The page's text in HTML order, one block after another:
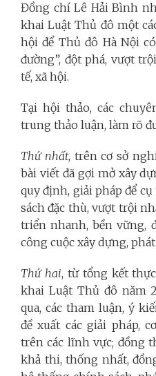
Đồng chí Lê Hải Bình
khai Luật Thủ đô một
hội để Thủ đô Hà Nội
đường”, đột phá, vượt
tế, xã hội.
Tại hội thảo, các
trung thảo luận, làm rõ
Thứ nhất, trên cơ sở
bài viết đã gợi mở xây
quy định, giải pháp để
sách đặc thù, vượt trội
triển nhanh, bền vững,
công cuộc xây dựng,
Thứ hai, từ tổng kết
khai Luật Thủ đô năm
qua, các tham luận, ý
đề xuất các giải pháp,
trên các lĩnh vực; đồng
khả thi, thống nhất,